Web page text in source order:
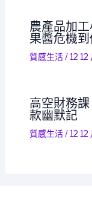
農產品加
果醬危機
質感生活/12 12
高空財務
款幽默記
質感生活/12 12